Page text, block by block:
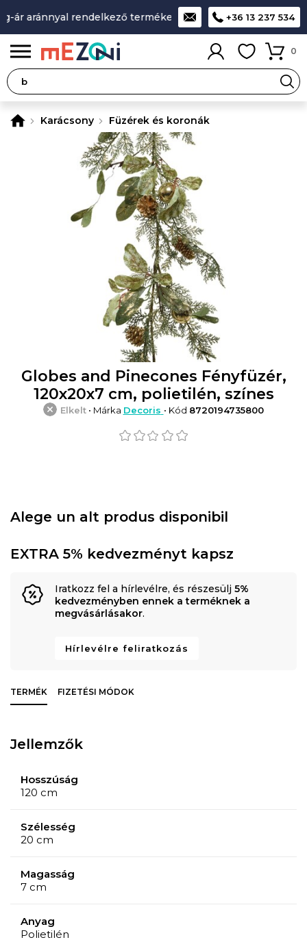
ár aránnyal rendelkező termékek A legjobb design-
+36 13 237 534
0
Karácsony Füzérek és koronák
Globes and Pinecones Fényfüzér,
120x20x7 cm, polietilén, színes
Elkelt• Márka Decoris • Kód 8720194735800
Alege un alt produs disponibil
EXTRA 5% kedvezményt kapsz
Iratkozz fel a hírlevélre, és részesülj 5%
kedvezményben ennek a terméknek a
megvásárlásakor.
Hírlevélre feliratkozás
TERMÉK FIZETÉSI MÓDOK
Jellemzők
Hosszúság
120 cm
Szélesség
20 cm
Magasság
7 cm
Anyag
Polietilén